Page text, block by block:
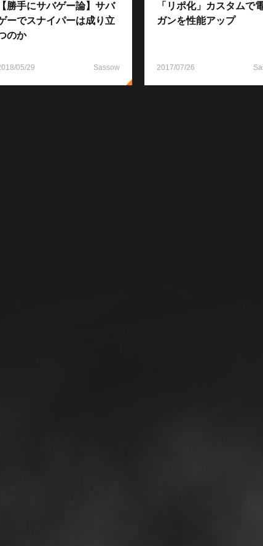
【勝手にサバゲー論】サバ
ーでスナイパーは成り立
のか
05/29 Sassow
「リポ化」カスタムで
ガンを性能アップ
2017/07/26